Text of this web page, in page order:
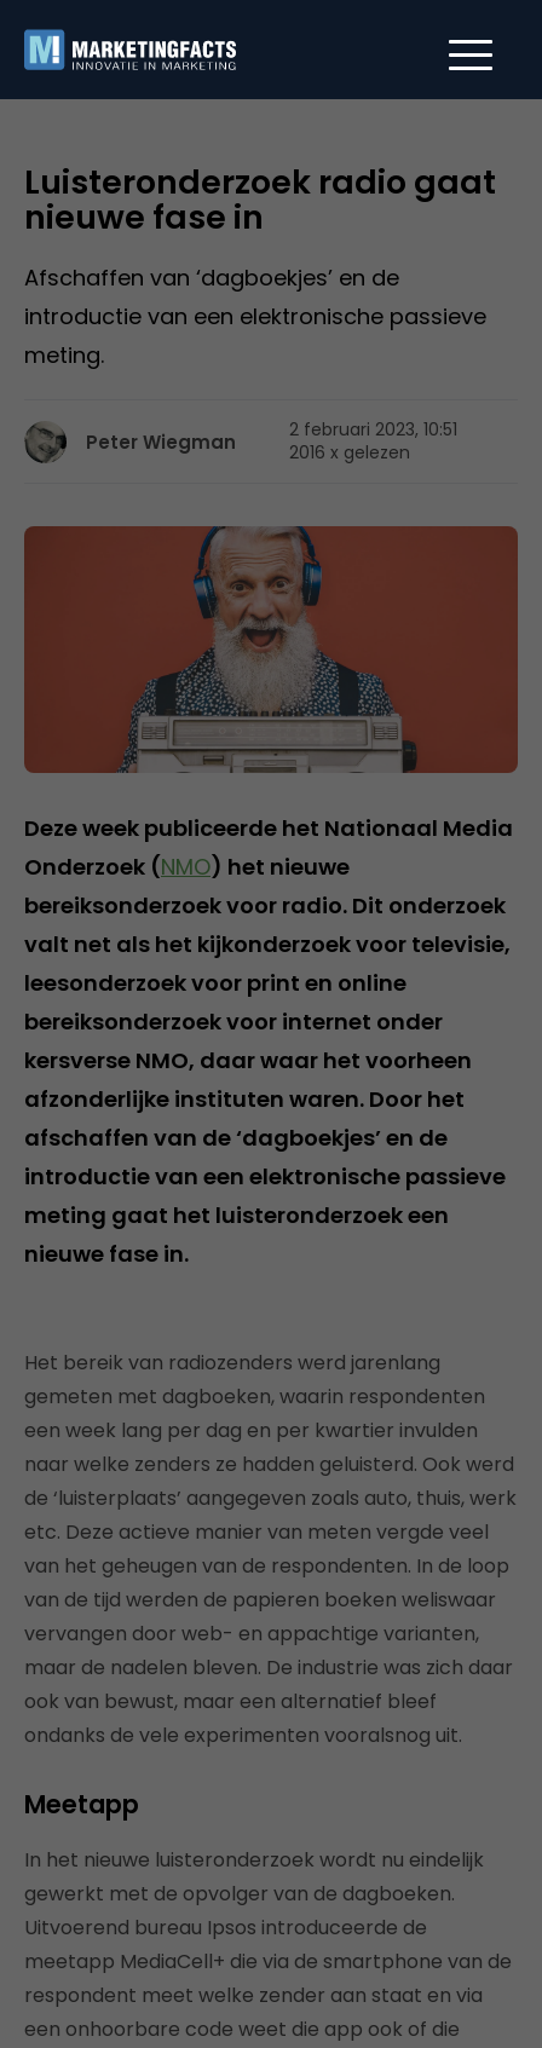
Luisteronderzoek radio gaat
nieuwe fase in
Afschaffen van ‘dagboekjes’ en de
introductie van een elektronische passieve
meting.
Peter Wiegman
2 februari 2023, 10:51
2016 x gelezen
Deze week publiceerde het Nationaal Media
Onderzoek (NMO) het nieuwe
bereiksonderzoek voor radio. Dit onderzoek
valt net als het kijkonderzoek voor televisie,
leesonderzoek voor print en online
bereiksonderzoek voor internet onder
kersverse NMO, daar waar het voorheen
afzonderlijke instituten waren. Door het
afschaffen van de ‘dagboekjes’ en de
introductie van een elektronische passieve
meting gaat het luisteronderzoek een
nieuwe fase in.
Het bereik van radiozenders werd jarenlang
gemeten met dagboeken, waarin respondenten
een week lang per dag en per kwartier invulden
naar welke zenders ze hadden geluisterd. Ook werd
de ‘luisterplaats’ aangegeven zoals auto, thuis, werk
etc. Deze actieve manier van meten vergde veel
van het geheugen van de respondenten. In de loop
van de tijd werden de papieren boeken weliswaar
vervangen door web- en appachtige varianten,
maar de nadelen bleven. De industrie was zich daar
ook van bewust, maar een alternatief bleef
ondanks de vele experimenten vooralsnog uit.
Meetapp
In het nieuwe luisteronderzoek wordt nu eindelijk
gewerkt met de opvolger van de dagboeken.
Uitvoerend bureau Ipsos introduceerde de
meetapp MediaCell+ die via de smartphone van de
respondent meet welke zender aan staat en via
een onhoorbare code weet die app ook of die